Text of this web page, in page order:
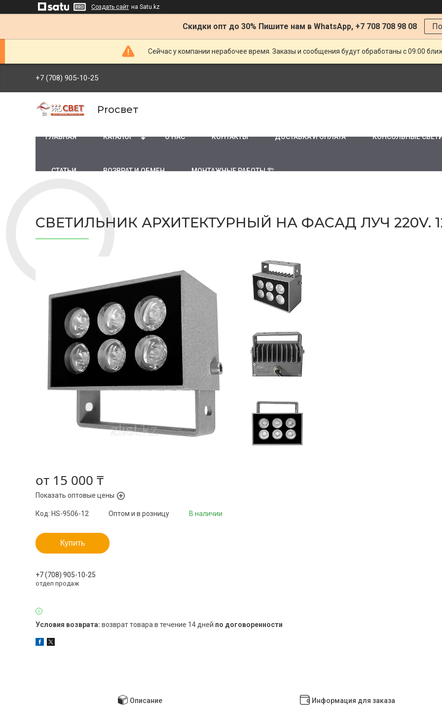
Создать сайт на Satu.kz
Скидки опт до 30% Пишите нам в WhatsApp, +7 708 708 98 08
Сейчас у компании нерабочее время. Заказы и сообщения будут обработаны с 09:00
+7 (708) 905-10-25
Proсвет
ГЛАВНАЯ КАТАЛОГ О НАС КОНТАКТЫ ДОСТАВКА И ОПЛАТА КОНСОЛЬНЫЕ
СТАТЬИ ВОЗВРАТ И ОБМЕН МОНТАЖНЫЕ РАБОТЫ 🏗
СВЕТИЛЬНИК АРХИТЕКТУРНЫЙ НА ФАСАД ЛУЧ 220V.
от 15 000 ₸
Показать оптовые цены
В наличии
Оптом и в розницу
Код: HS-9506-12
Купить
+7 (708) 905-10-25
отдел продаж
возврат товара в течение 14 дней по договоренности
Описание Информация для заказа